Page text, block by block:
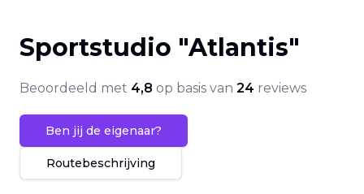
Sportstudio "Atlantis"
Beoordeeld met 4,8 op basis van 24 reviews
Ben jij de eigenaar?
Routebeschrijving